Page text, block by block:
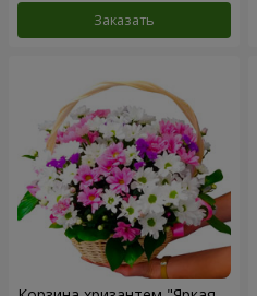
Заказать